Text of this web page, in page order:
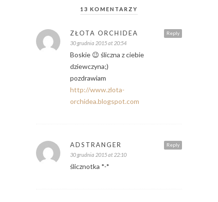
13 KOMENTARZY
Reply
ZŁOTA ORCHIDEA
30 grudnia 2015 at 20:54
Boskie 😉 śliczna z ciebie
dziewczyna;)
pozdrawiam
http://www.zlota-
orchidea.blogspot.com
Reply
ADSTRANGER
30 grudnia 2015 at 22:10
ślicznotka *-*